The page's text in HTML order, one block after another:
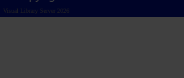
Visual Library Server 2026